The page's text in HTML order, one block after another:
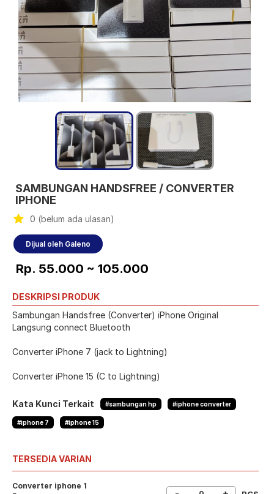
SAMBUNGAN HANDSFREE / CONVERTER
IPHONE
0 (belum ada ulasan)
Dijual oleh Galeno
Rp. 55.000 ~ 105.000
DESKRIPSI PRODUK
Sambungan Handsfree (Converter) iPhone Original
Langsung connect Bluetooth
Converter iPhone 7 (jack to Lightning)
Converter iPhone 15 (C to Lightning)
Kata Kunci Terkait #sambungan hp #iphone converter
#iphone 7 #iphone 15
TERSEDIA VARIAN
Converter iphone 1